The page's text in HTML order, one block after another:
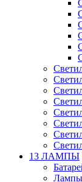
13 ЛАМПЫ